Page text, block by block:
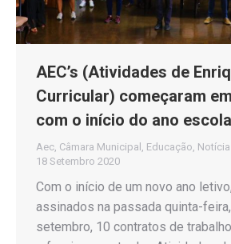
AEC’s (Atividades de
Curricular) começaram
com o início do ano
Aec Câmara Municipal Educação
18 Setembro 2020
Com o início de um novo ano
assinados na passada quinta-
setembro, 10 contratos de